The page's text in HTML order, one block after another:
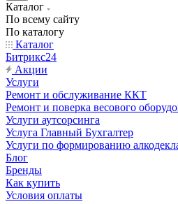
Каталог
По всему сайту
По каталогу
Каталог
Битрикс24
Акции
Услуги
Ремонт и обслуживание ККТ
Ремонт и поверка весового
Услуги аутсорсинга
Услуга Главный Бухгалтер
Услуги по формированию
Блог
Бренды
Как купить
Условия оплаты